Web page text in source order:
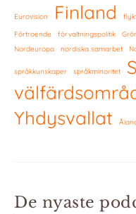
Eurovision Finland
Förtroende
förvaltningspolitik
Nordeuropa
nordiska samarbet
språkkunskaper språkminoritet
Yhdysvallat
De nyaste